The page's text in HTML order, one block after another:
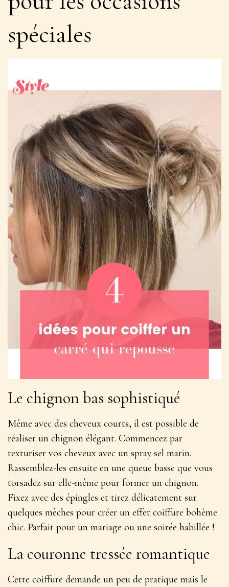
spéciales
Le chignon bas sophistiqué
Même avec des cheveux courts, il est possible de
réaliser un chignon élégant. Commencez par
texturiser vos cheveux avec un spray sel marin.
Rassemblez-les ensuite en une queue basse que vous
torsadez sur elle-même pour former un chignon.
Fixez avec des épingles et tirez délicatement sur
quelques mèches pour créer un effet coiffure bohème
chic. Parfait pour un mariage ou une soirée habillée !
La couronne tressée romantique
Cette coiffure demande un peu de pratique mais le